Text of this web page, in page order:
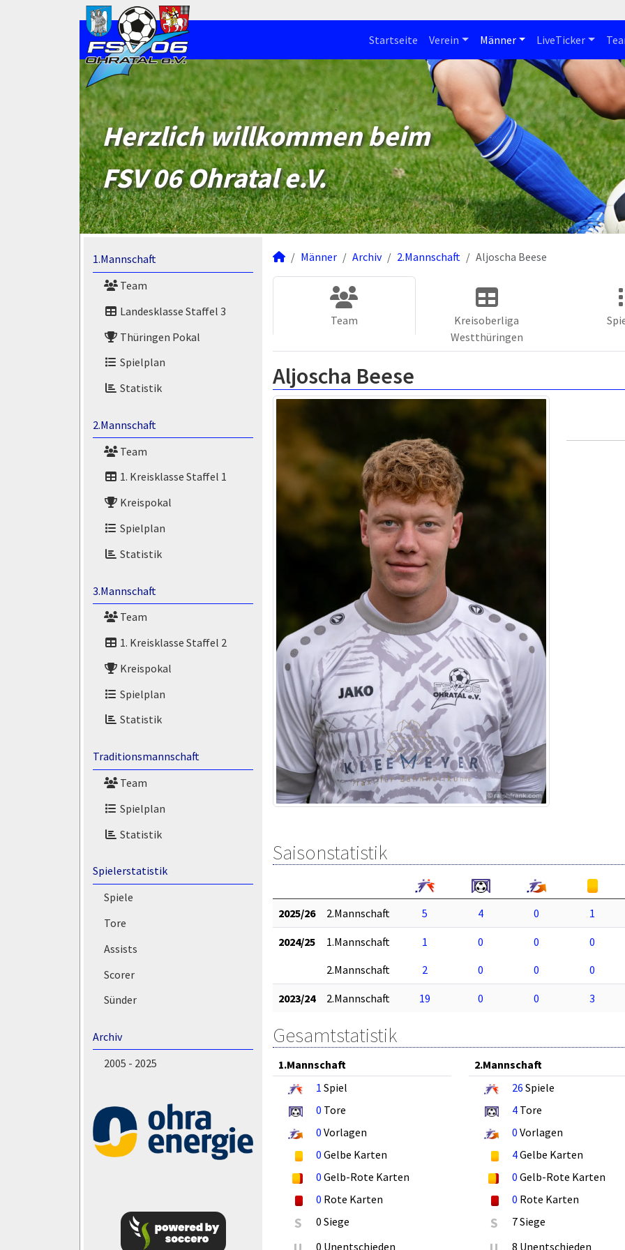
Startseite Verein Männer LiveTicker
Herzlich willkommen beim
FSV 06 Ohratal e.V.
1.Mannschaft
Team
Landesklasse Staffel 3
Thüringen Pokal
Spielplan
Statistik
2.Mannschaft
Team
1. Kreisklasse Staffel 1
Kreispokal
Spielplan
Statistik
3.Mannschaft
Team
1. Kreisklasse Staffel 2
Kreispokal
Spielplan
Statistik
Traditionsmannschaft
Team
Spielplan
Statistik
Spielerstatistik
Spiele
Tore
Assists
Scorer
Sünder
Archiv
2005 - 2025
Männer Archiv 2.Mannschaft Aljoscha Beese
Team
Kreisoberliga
Westthüringen
Aljoscha Beese
Saisonstatistik
2025/26 2.Mannschaft 5 4 0 1
2024/25 1.Mannschaft 1 0 0 0
2.Mannschaft
2 0 0 0
2023/24 2.Mannschaft 19 0 0 3
Gesamtstatistik
1.Mannschaft
1 Spiel
0 Tore
0 Vorlagen
0 Gelbe Karten
0 Gelb-Rote Karten
0 Rote Karten
S 0 Siege
0 Unentschieden
2.Mannschaft
26 Spiele
4Tore
0 Vorlagen
4Gelbe Karten
0 Gelb-Rote Karten
0 Rote Karten
S 7 Siege
8 Unentschieden